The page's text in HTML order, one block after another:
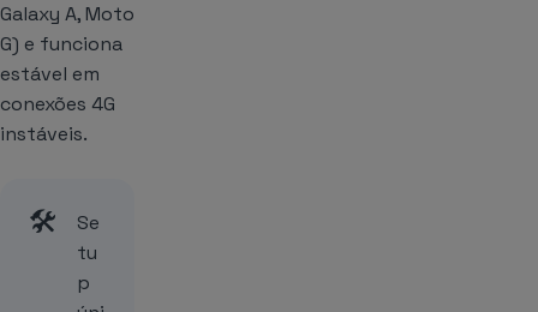
Galaxy A, Moto
G) e funciona
estável em
conexões 4G
instáveis.
🛠️
Se
tu
p